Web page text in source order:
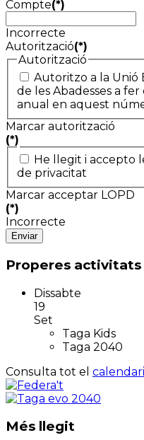
Compte(*)
Incorrecte
Autorització(*)
Autorització
Autoritzo a la Unió
de les Abadesses a
anual en aquest
Marcar autorització
(*)
He llegit i accepto
de privacitat
Marcar acceptar LOPD
(*)
Incorrecte
Enviar
Properes activitats
Dissabte
19
Set
Taga Kids
Taga 2040
Consulta tot el
Més llegit